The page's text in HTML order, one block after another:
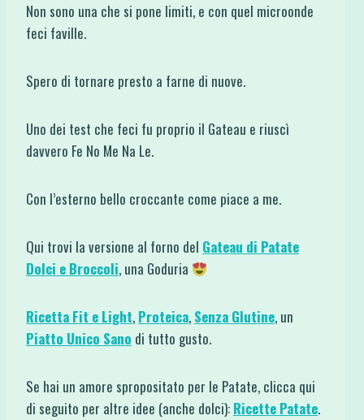
Non sono una che si pone limiti, e con quel microonde
feci faville.
Spero di tornare presto a farne di nuove.
Uno dei test che feci fu proprio il Gateau e riuscì
davvero Fe No Me Na Le.
Con l’esterno bello croccante come piace a me.
Qui trovi la versione al forno del Gateau di Patate
Dolci e Broccoli, una Goduria
Ricetta Fit e Light, Proteica, Senza Glutine, un
Piatto Unico Sano di tutto gusto.
Se hai un amore spropositato per le Patate, clicca qui
di seguito per altre idee (anche dolci): Ricette Patate.